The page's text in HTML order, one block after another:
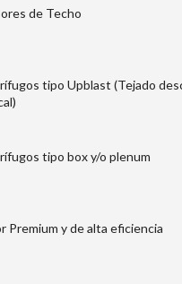
de Techo
tipo Upblast (Tejado
tipo box y/o plenum
Premium y de alta eficiencia